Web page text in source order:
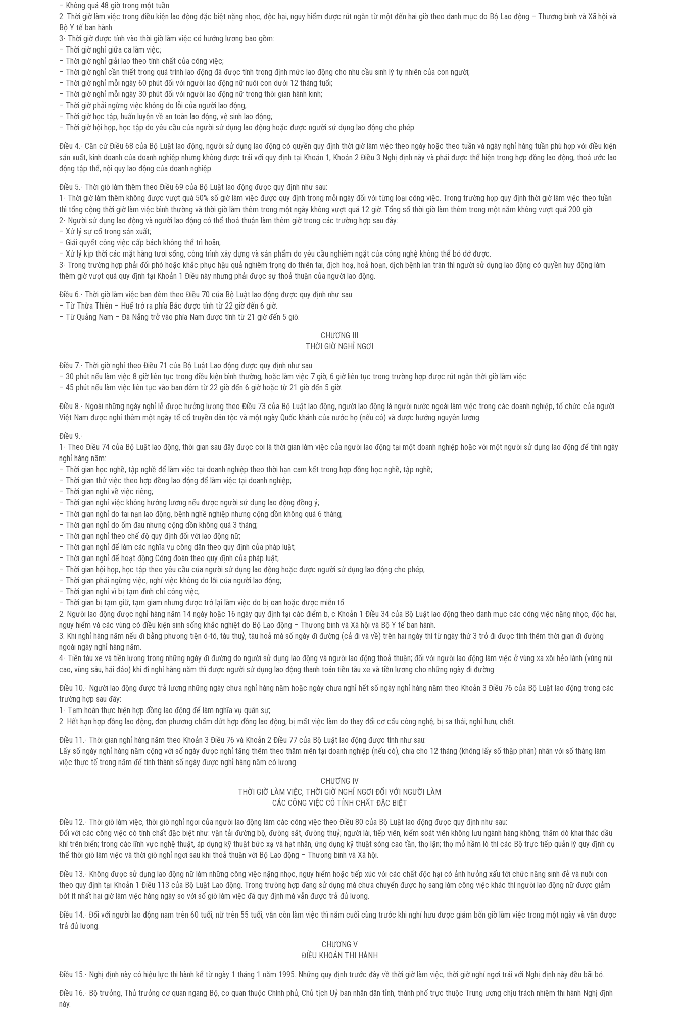
– Không quá 48 giờ trong một tuần.
2. Thời giờ làm việc trong điều kiện lao động đặc biệt nặng nhọc, độc hại, nguy hiểm được rút ngắn từ một đến hai giờ theo danh mục do Bộ Lao động – Thương binh và Xã hội và
Bộ Y tế ban hành.
3- Thời giờ được tính vào thời giờ làm việc có hưởng lương bao gồm:
– Thời giờ nghỉ giữa ca làm việc;
– Thời giờ nghỉ giải lao theo tính chất của công việc;
– Thời giờ nghỉ cần thiết trong quá trình lao động đã được tính trong định mức lao động cho nhu cầu sinh lý tự nhiên của con người;
– Thời giờ nghỉ mỗi ngày 60 phút đối với người lao động nữ nuôi con dưới 12 tháng tuổi;
– Thời giờ nghỉ mỗi ngày 30 phút đối với người lao động nữ trong thời gian hành kinh;
– Thời giờ phải ngừng việc không do lỗi của người lao động;
– Thời giờ học tập, huấn luyện về an toàn lao động, vệ sinh lao động;
– Thời giờ hội họp, học tập do yêu cầu của người sử dụng lao động hoặc được người sử dụng lao động cho phép.
Điều 4.- Căn cứ Điều 68 của Bộ Luật lao động, người sử dụng lao động có quyền quy định thời giờ làm việc theo ngày hoặc theo tuần và ngày nghỉ hàng tuần phù hợp với điều kiện
sản xuất, kinh doanh của doanh nghiệp nhưng không được trái với quy định tại Khoản 1, Khoản 2 Điều 3 Nghị định này và phải được thể hiện trong hợp đồng lao động, thoả ước lao
động tập thể, nội quy lao động của doanh nghiệp.
Điều 5.- Thời giờ làm thêm theo Điều 69 của Bộ Luật lao động được quy định như sau:
1- Thời giờ làm thêm không được vượt quá 50% số giờ làm việc được quy định trong mỗi ngày đối với từng loại công việc. Trong trường hợp quy định thời giờ làm việc theo tuần
thì tổng cộng thời giờ làm việc bình thường và thời giờ làm thêm trong một ngày không vượt quá 12 giờ. Tổng số thời giờ làm thêm trong một năm không vượt quá 200 giờ.
2- Người sử dụng lao động và người lao động có thể thoả thuận làm thêm giờ trong các trường hợp sau đây:
– Xử lý sự cố trong sản xuất;
– Giải quyết công việc cấp bách không thể trì hoãn;
– Xử lý kịp thời các mặt hàng tươi sống, công trình xây dựng và sản phẩm do yêu cầu nghiêm ngặt của công nghệ không thể bỏ dở được.
3- Trong trường hợp phải đối phó hoặc khắc phục hậu quả nghiêm trọng do thiên tai, địch hoạ, hoả hoạn, dịch bệnh lan tràn thì người sử dụng lao động có quyền huy động làm
thêm giờ vượt quá quy định tại Khoản 1 Điều này nhưng phải được sự thoả thuận của người lao động.
Điều 6.- Thời giờ làm việc ban đêm theo Điều 70 của Bộ Luật lao động được quy định như sau:
– Từ Thừa Thiên – Huế trở ra phía Bắc được tính từ 22 giờ đến 6 giờ.
– Từ Quảng Nam – Đà Nẵng trở vào phía Nam được tính từ 21 giờ đến 5 giờ.
CHƯƠNG III
THỜI GIỜ NGHỈ NGƠI
Điều 7.- Thời giờ nghỉ theo Điều 71 của Bộ Luật Lao động được quy định như sau:
– 30 phút nếu làm việc 8 giờ liên tục trong điều kiện bình thường; hoặc làm việc 7 giờ, 6 giờ liên tục trong trường hợp được rút ngắn thời giờ làm việc.
– 45 phút nếu làm việc liên tục vào ban đêm từ 22 giờ đến 6 giờ hoặc từ 21 giờ đến 5 giờ.
Điều 8.- Ngoài những ngày nghỉ lễ được hưởng lương theo Điều 73 của Bộ Luật lao động, người lao động là người nước ngoài làm việc trong các doanh nghiệp, tổ chức của người
Việt Nam được nghỉ thêm một ngày tế cổ truyền dân tộc và một ngày Quốc khánh của nước họ (nếu có) và được hưởng nguyên lương.
Điều 9.-
1- Theo Điều 74 của Bộ Luật lao động, thời gian sau đây được coi là thời gian làm việc của người lao động tại một doanh nghiệp hoặc với một người sử dụng lao động để tính ngày
nghỉ hàng năm:
– Thời gian học nghề, tập nghề để làm việc tại doanh nghiệp theo thời hạn cam kết trong hợp đồng học nghề, tập nghề;
– Thời gian thử việc theo hợp đồng lao động để làm việc tại doanh nghiệp;
– Thời gian nghỉ về việc riêng;
– Thời gian nghỉ việc không hưởng lương nếu được người sử dụng lao động đồng ý;
– Thời gian nghỉ do tai nạn lao động, bệnh nghề nghiệp nhưng cộng dồn không quá 6 tháng;
– Thời gian nghỉ do ốm đau nhưng cộng dồn không quá 3 tháng;
– Thời gian nghỉ theo chế độ quy định đối với lao động nữ;
– Thời gian nghỉ để làm các nghĩa vụ công dân theo quy định của pháp luật;
– Thời gian nghỉ để hoạt động Công đoàn theo quy định của pháp luật;
– Thời gian hội họp, học tập theo yêu cầu của người sử dụng lao động hoặc được người sử dụng lao động cho phép;
– Thời gian phải ngừng việc, nghỉ việc không do lỗi của người lao động;
– Thời gian nghỉ vì bị tạm đình chỉ công việc;
– Thời gian bị tạm giữ, tạm giam nhưng được trở lại làm việc do bị oan hoặc được miễn tố.
2. Người lao động được nghỉ hàng năm 14 ngày hoặc 16 ngày quy định tại các điểm b, c Khoản 1 Điều 34 của Bộ Luật lao động theo danh mục các công việc nặng nhọc, độc hại,
nguy hiểm và các vùng có điều kiện sinh sống khắc nghiệt do Bộ Lao động – Thương binh và Xã hội và Bộ Y tế ban hành.
3. Khi nghỉ hàng năm nếu đi bằng phương tiện ô-tô, tàu thuỷ, tàu hoả mà số ngày đi đường (cả đi và về) trên hai ngày thì từ ngày thứ 3 trở đi được tính thêm thời gian đi đường
ngoài ngày nghỉ hàng năm.
4- Tiền tàu xe và tiền lương trong những ngày đi đường do người sử dụng lao động và người lao động thoả thuận; đối với người lao động làm việc ở vùng xa xôi hẻo lánh (vùng núi
cao, vùng sâu, hải đảo) khi đi nghỉ hàng năm thì được người sử dụng lao động thanh toán tiền tàu xe và tiền lương cho những ngày đi đường.
Điều 10.- Người lao động được trả lương những ngày chưa nghỉ hàng năm hoặc ngày chưa nghỉ hết số ngày nghỉ hàng năm theo Khoản 3 Điều 76 của Bộ Luật lao động trong các
trường hợp sau đây:
1- Tạm hoãn thực hiện hợp đồng lao động để làm nghĩa vụ quân sự;
2. Hết hạn hợp đồng lao động; đơn phương chấm dứt hợp đồng lao động; bị mất việc làm do thay đổi cơ cấu công nghệ; bị sa thải; nghỉ hưu; chết.
Điều 11.- Thời gian nghỉ hàng năm theo Khoản 3 Điều 76 và Khoản 2 Điều 77 của Bộ Luật lao động được tính như sau:
Lấy số ngày nghỉ hàng năm cộng với số ngày được nghỉ tăng thêm theo thâm niên tại doanh nghiệp (nếu có), chia cho 12 tháng (không lấy số thập phân) nhân với số tháng làm
việc thực tế trong năm để tính thành số ngày được nghỉ hàng năm có lương.
CHƯƠNG IV
THỜI GIỜ LÀM VIỆC, THỜI GIỜ NGHỈ NGƠI ĐỐI VỚI NGƯỜI LÀM
CÁC CÔNG VIỆC CÓ TÍNH CHẤT ĐẶC BIỆT
Điều 12.- Thời giờ làm việc, thời giờ nghỉ ngơi của người lao động làm các công việc theo Điều 80 của Bộ Luật lao động được quy định như sau:
Đối với các công việc có tính chất đặc biệt như: vận tải đường bộ, đường sắt, đường thuỷ; người lái, tiếp viên, kiểm soát viên không lưu ngành hàng không; thăm dò khai thác dầu
khí trên biển; trong các lĩnh vực nghệ thuật, áp dụng kỹ thuật bức xạ và hạt nhân, ứng dụng kỹ thuật sóng cao tần, thợ lặn; thợ mỏ hầm lò thì các Bộ trực tiếp quản lý quy định cụ
thể thời giờ làm việc và thời giờ nghỉ ngơi sau khi thoả thuận với Bộ Lao động – Thương binh và Xã hội.
Điều 13.- Không được sử dụng lao động nữ làm những công việc nặng nhọc, nguy hiểm hoặc tiếp xúc với các chất độc hại có ảnh hưởng xấu tới chức năng sinh đẻ và nuôi con
theo quy định tại Khoản 1 Điều 113 của Bộ Luật Lao động. Trong trường hợp đang sử dụng mà chưa chuyển được họ sang làm công việc khác thì người lao động nữ được giảm
bớt ít nhất hai giờ làm việc hàng ngày so với số giờ làm việc đã quy định mà vẫn được trả đủ lương.
Điều 14.- Đối với người lao động nam trên 60 tuổi, nữ trên 55 tuổi, vẫn còn làm việc thì năm cuối cùng trước khi nghỉ hưu được giảm bốn giờ làm việc trong một ngày và vẫn được
trả đủ lương.
CHƯƠNG V
ĐIỀU KHOẢN THI HÀNH
Điều 15.- Nghị định này có hiệu lực thi hành kể từ ngày 1 tháng 1 năm 1995. Những quy định trước đây về thời giờ làm việc, thời giờ nghỉ ngơi trái với Nghị định này đều bãi bỏ.
Điều 16.- Bộ trưởng, Thủ trưởng cơ quan ngang Bộ, cơ quan thuộc Chính phủ, Chủ tịch Uỷ ban nhân dân tỉnh, thành phố trực thuộc Trung ương chịu trách nhiệm thi hành Nghị định
này.